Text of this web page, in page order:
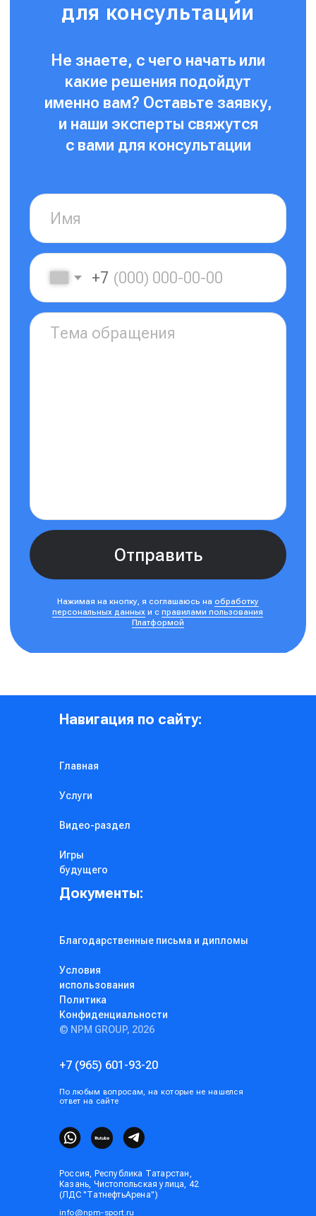
Отправить
Нажимая на кнопку, я соглашаюсь на
персональных данныхи справилами пользования
Платформой
+7 (965) 601-93-20
Россия, Республика Татарстан,
Казань, Чистопольская улица, 42
(ЛДС "ТатнефтьАрена")
info@npm-sport.ru
Навигация по сайту:
Документы:
Главная
Услуги
Видео-раздел
Игры
будущего
Благодарственные письма и дипломы
Условия
использования
Политика
Конфиденциальности
© NPM GROUP, 2026
По любым вопросам, на которые не нашелся
ответ на сайте